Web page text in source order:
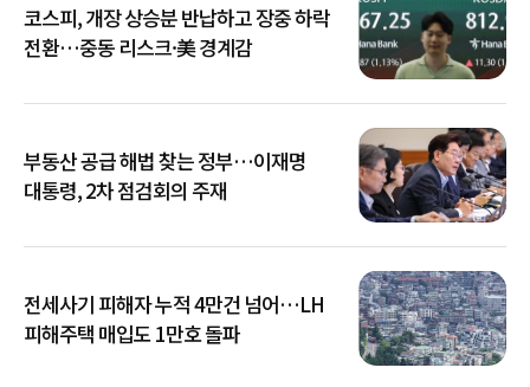
코스피, 개장 상승분 반납하고 장중 하락
전환…중동 리스크·美 경계감
부동산 공급 해법 찾는 정부…이재명
대통령, 2차 점검회의 주재
전세사기 피해자 누적 4만건 넘어…LH
피해주택 매입도 1만호 돌파